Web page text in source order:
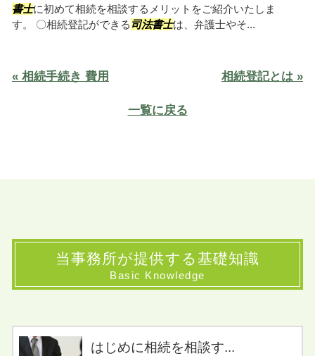
書士に初めて相続を相談するメリットをご紹介いたしま
す。 〇相続登記ができる 司法書士は、弁護士やそ...
« 相続手続き 費用 相続登記とは »
一覧に戻る
当事務所が提供する基礎知識
Basic Knowledge
はじめに相続を相談す...